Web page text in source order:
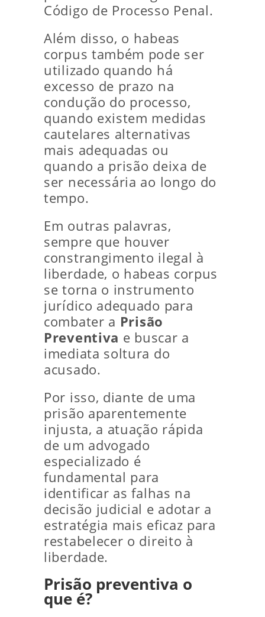
Código de Processo Penal.
Além disso, o habeas
corpus também pode ser
utilizado quando há
excesso de prazo na
condução do processo,
quando existem medidas
cautelares alternativas
mais adequadas ou
quando a prisão deixa de
ser necessária ao longo do
tempo.
Em outras palavras,
sempre que houver
constrangimento ilegal à
liberdade, o habeas corpus
se torna o instrumento
jurídico adequado para
combater a Prisão
Preventiva e buscar a
imediata soltura do
acusado.
Por isso, diante de uma
prisão aparentemente
injusta, a atuação rápida
de um advogado
especializado é
fundamental para
identificar as falhas na
decisão judicial e adotar a
estratégia mais eficaz para
restabelecer o direito à
liberdade.
Prisão preventiva o
que é?